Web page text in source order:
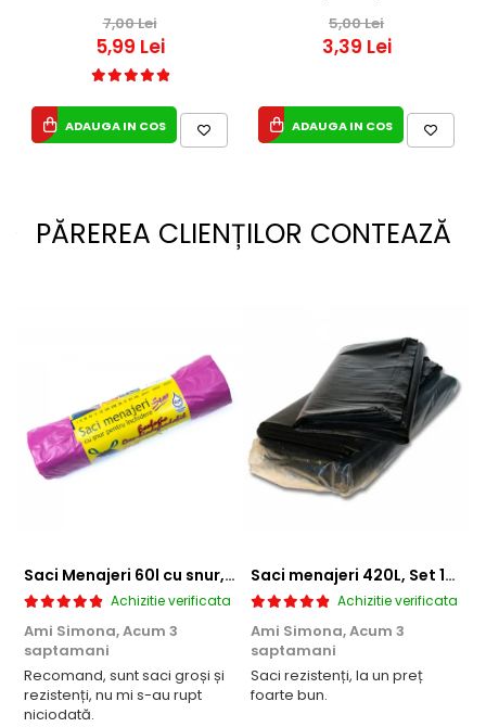
7,00 Lei
5,99 Lei
ADAUGA IN COS
5,00 Lei
3,39 Lei
ADAUGA IN COS
PĂREREA CLIENȚILOR CONTEAZĂ
Saci Menajeri 60l cu snur, Roz, 10buc/rola
Achizitie verificata
Ami Simona,Acum 3
saptamani
Recomand, sunt saci groși și
rezistenți, nu mi s-au rupt
niciodată.
Saci menajeri 420L, Set 10 bucati
Achizitie verificata
Ami Simona,Acum 3
saptamani
Saci rezistenți, la un preț
foarte bun.